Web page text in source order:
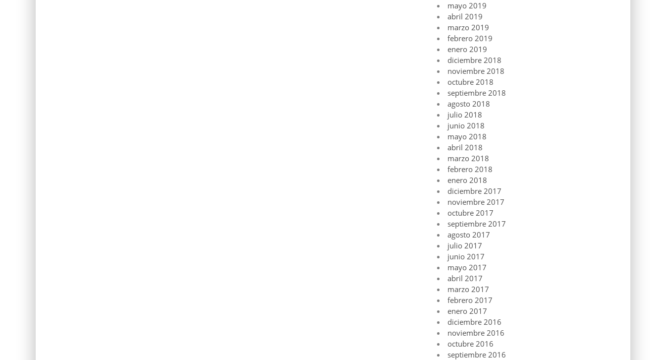
mayo 2019
abril 2019
marzo 2019
febrero 2019
enero 2019
diciembre 2018
noviembre 2018
octubre 2018
septiembre 2018
agosto 2018
julio 2018
junio 2018
mayo 2018
abril 2018
marzo 2018
febrero 2018
enero 2018
diciembre 2017
noviembre 2017
octubre 2017
septiembre 2017
agosto 2017
julio 2017
junio 2017
mayo 2017
abril 2017
marzo 2017
febrero 2017
enero 2017
diciembre 2016
noviembre 2016
octubre 2016
septiembre 2016